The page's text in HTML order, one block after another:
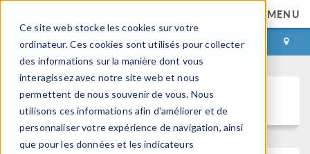
Ce site web stocke les cookies sur votre
ordinateur. Ces cookies sont utilisés pour collecter
des informations sur la manière dont vous
interagissez avec notre site web et nous
permettent de nous souvenir de vous. Nous
utilisons ces informations afin d'améliorer et de
personnaliser votre expérience de navigation, ainsi
que pour les données et les indicateurs
MENU
CONNEXION CONTACT
Discussion Forum